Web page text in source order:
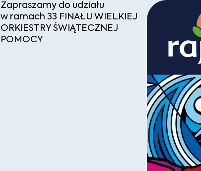
Zapraszamy do udziału
w ramach 33 FINAŁU WIELKIEJ
ORKIESTRY ŚWIĄTECZNEJ
POMOCY